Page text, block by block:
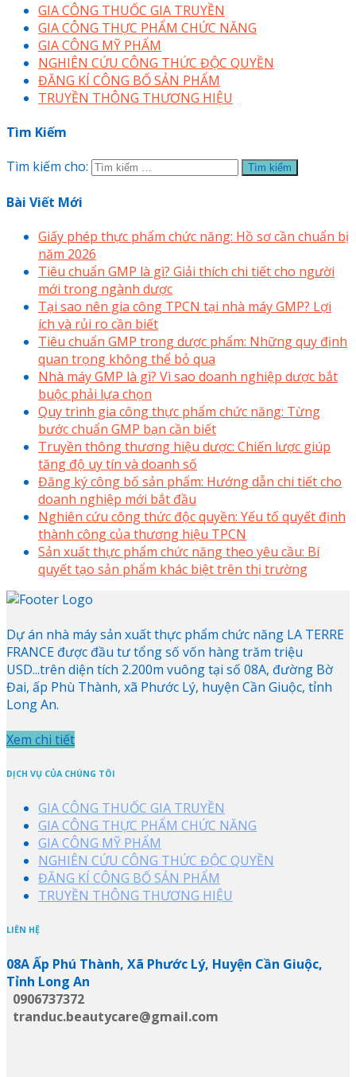
GIA CÔNG THUỐC GIA TRUYỀN
GIA CÔNG THỰC PHẨM CHỨC NĂNG
GIA CÔNG MỸ PHẨM
NGHIÊN CỨU CÔNG THỨC ĐỘC QUYỀN
ĐĂNG KÍ CÔNG BỐ SẢN PHẨM
TRUYỀN THÔNG THƯƠNG HIỆU
Tìm Kiếm
Tìm kiếm cho:
Bài Viết Mới
Giấy phép thực phẩm chức năng: Hồ sơ cần chuẩn bị
năm 2026
Tiêu chuẩn GMP là gì? Giải thích chi tiết cho người
mới trong ngành dược
Tại sao nên gia công TPCN tại nhà máy GMP? Lợi
ích và rủi ro cần biết
Tiêu chuẩn GMP trong dược phẩm: Những quy định
quan trọng không thể bỏ qua
Nhà máy GMP là gì? Vì sao doanh nghiệp dược bắt
buộc phải lựa chọn
Quy trình gia công thực phẩm chức năng: Từng
bước chuẩn GMP bạn cần biết
Truyền thông thương hiệu dược: Chiến lược giúp
tăng độ uy tín và doanh số
Đăng ký công bố sản phẩm: Hướng dẫn chi tiết cho
doanh nghiệp mới bắt đầu
Nghiên cứu công thức độc quyền: Yếu tố quyết định
thành công của thương hiệu TPCN
Sản xuất thực phẩm chức năng theo yêu cầu: Bí
quyết tạo sản phẩm khác biệt trên thị trường
Dự án nhà máy sản xuất thực phẩm chức năng LA TERRE
FRANCE được đầu tư tổng số vốn hàng trăm triệu
USD...trên diện tích 2.200m vuông tại số 08A, đường Bờ
Đai, ấp Phù Thành, xã Phước Lý, huyện Cần Giuộc, tỉnh
Long An.
Xem chi tiết
DỊCH VỤ CỦA CHÚNG TÔI
GIA CÔNG THUỐC GIA TRUYỀN
GIA CÔNG THỰC PHẨM CHỨC NĂNG
GIA CÔNG MỸ PHẨM
NGHIÊN CỨU CÔNG THỨC ĐỘC QUYỀN
ĐĂNG KÍ CÔNG BỐ SẢN PHẨM
TRUYỀN THÔNG THƯƠNG HIỆU
LIÊN HỆ
08A Ấp Phú Thành, Xã Phước Lý, Huyện Cần Giuộc,
Tỉnh Long An
0906737372
tranduc.beautycare@gmail.com